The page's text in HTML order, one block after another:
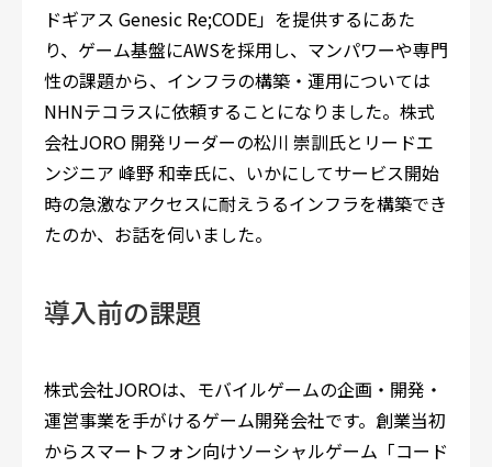
ドギアス Genesic Re;CODE」を提供するにあた
り、ゲーム基盤にAWSを採用し、マンパワーや専門
性の課題から、インフラの構築・運用については
NHNテコラスに依頼することになりました。株式
会社JORO 開発リーダーの松川 崇訓氏とリードエ
ンジニア 峰野 和幸氏に、いかにしてサービス開始
時の急激なアクセスに耐えうるインフラを構築でき
たのか、お話を伺いました。
導入前の課題
株式会社JOROは、モバイルゲームの企画・開発・
運営事業を手がけるゲーム開発会社です。創業当初
からスマートフォン向けソーシャルゲーム「コード